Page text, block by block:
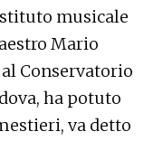
musicale
Mario
Conservatorio
ha potuto
va detto